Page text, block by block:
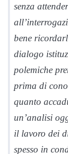
senza
bene
dialogo
polemiche
prima di
quanto
un’analisi
il lavoro dei
spesso in